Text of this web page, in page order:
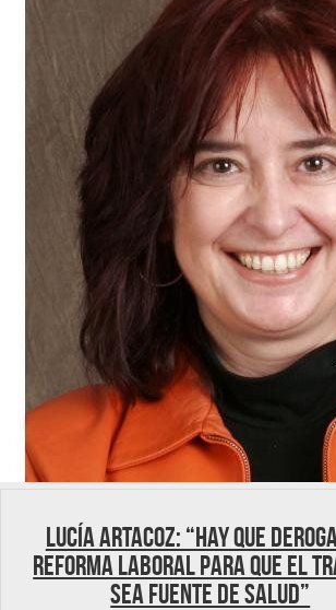
Lucía Artacoz: “Hay que
reforma laboral para que el
sea fuente de salud”